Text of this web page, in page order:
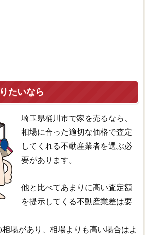
たいなら
埼玉県桶川市で家を売るなら、
相場に合った適切な価格で査定
してくれる不動産業者を選ぶ必
要があります。
他と比べてあまりに高い査定額
を提示してくる不動産業差は要
場があり、相場よりも高い場合はよ